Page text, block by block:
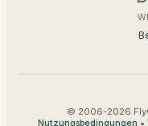
© 2006-2026
Nutzungsbedingungen •